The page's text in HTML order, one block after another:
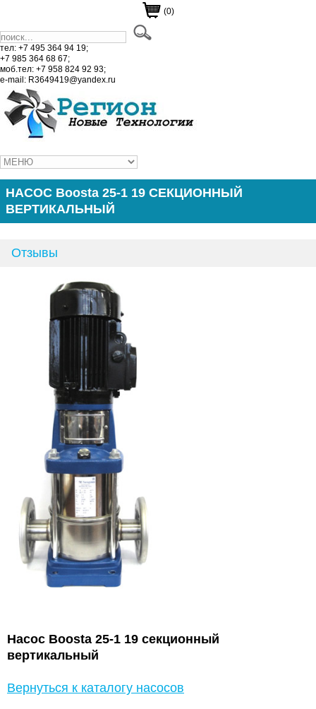
(0)
тел: +7 495 364 94 19;
+7 985 364 68 67;
моб.тел: +7 958 824 92 93;
e-mail: R3649419@yandex.ru
НАСОС Boosta 25-1 19 СЕКЦИОННЫЙ
ВЕРТИКАЛЬНЫЙ
Отзывы
Насос Boosta 25-1 19 секционный
вертикальный
Вернуться к каталогу насосов